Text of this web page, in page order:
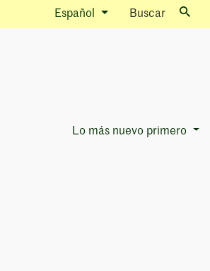
Español Buscar
Lo más nuevo primero